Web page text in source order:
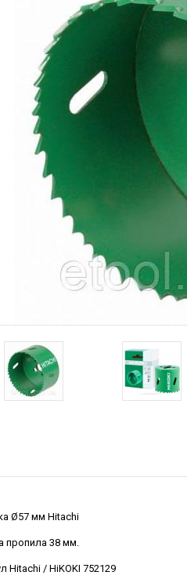
Ø57 мм Hitachi
пропила 38 мм.
Hitachi / HiKOKI 752129